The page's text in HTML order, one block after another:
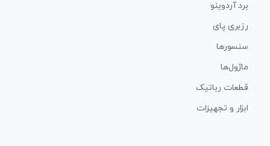
برد آردوینو
رزبری پای
سنسورها
ماژول‌ها
قطعات رباتیک
ابزار و تجهیزات